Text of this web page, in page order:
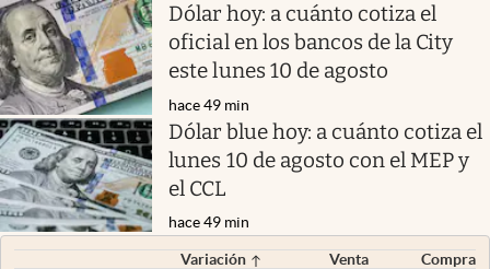
Dólar hoy: a cuánto cotiza el
oficial en los bancos de la City
este lunes 10 de agosto
hace 49 min
Dólar blue hoy: a cuánto cotiza el
lunes 10 de agosto con el MEP y
el CCL
hace 49 min
Variación Venta
Compra